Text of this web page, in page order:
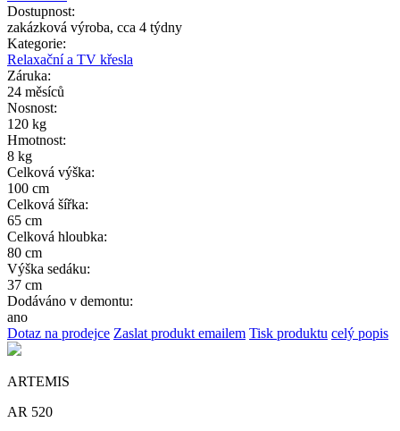
Dostupnost:
zakázková výroba, cca 4 týdny
Kategorie:
Relaxační a TV křesla
Záruka:
24 měsíců
Nosnost:
120 kg
Hmotnost:
8 kg
Celková výška:
100 cm
Celková šířka:
65 cm
Celková hloubka:
80 cm
Výška sedáku:
37 cm
Dodáváno v demontu:
ano
Dotaz na prodejce Zaslat produkt emailem Tisk produktu celý popis
ARTEMIS
AR 520